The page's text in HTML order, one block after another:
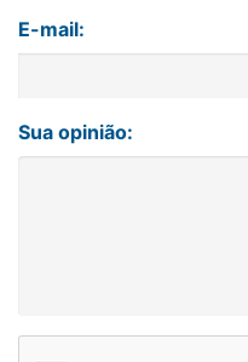
E-mail:
Sua opinião: